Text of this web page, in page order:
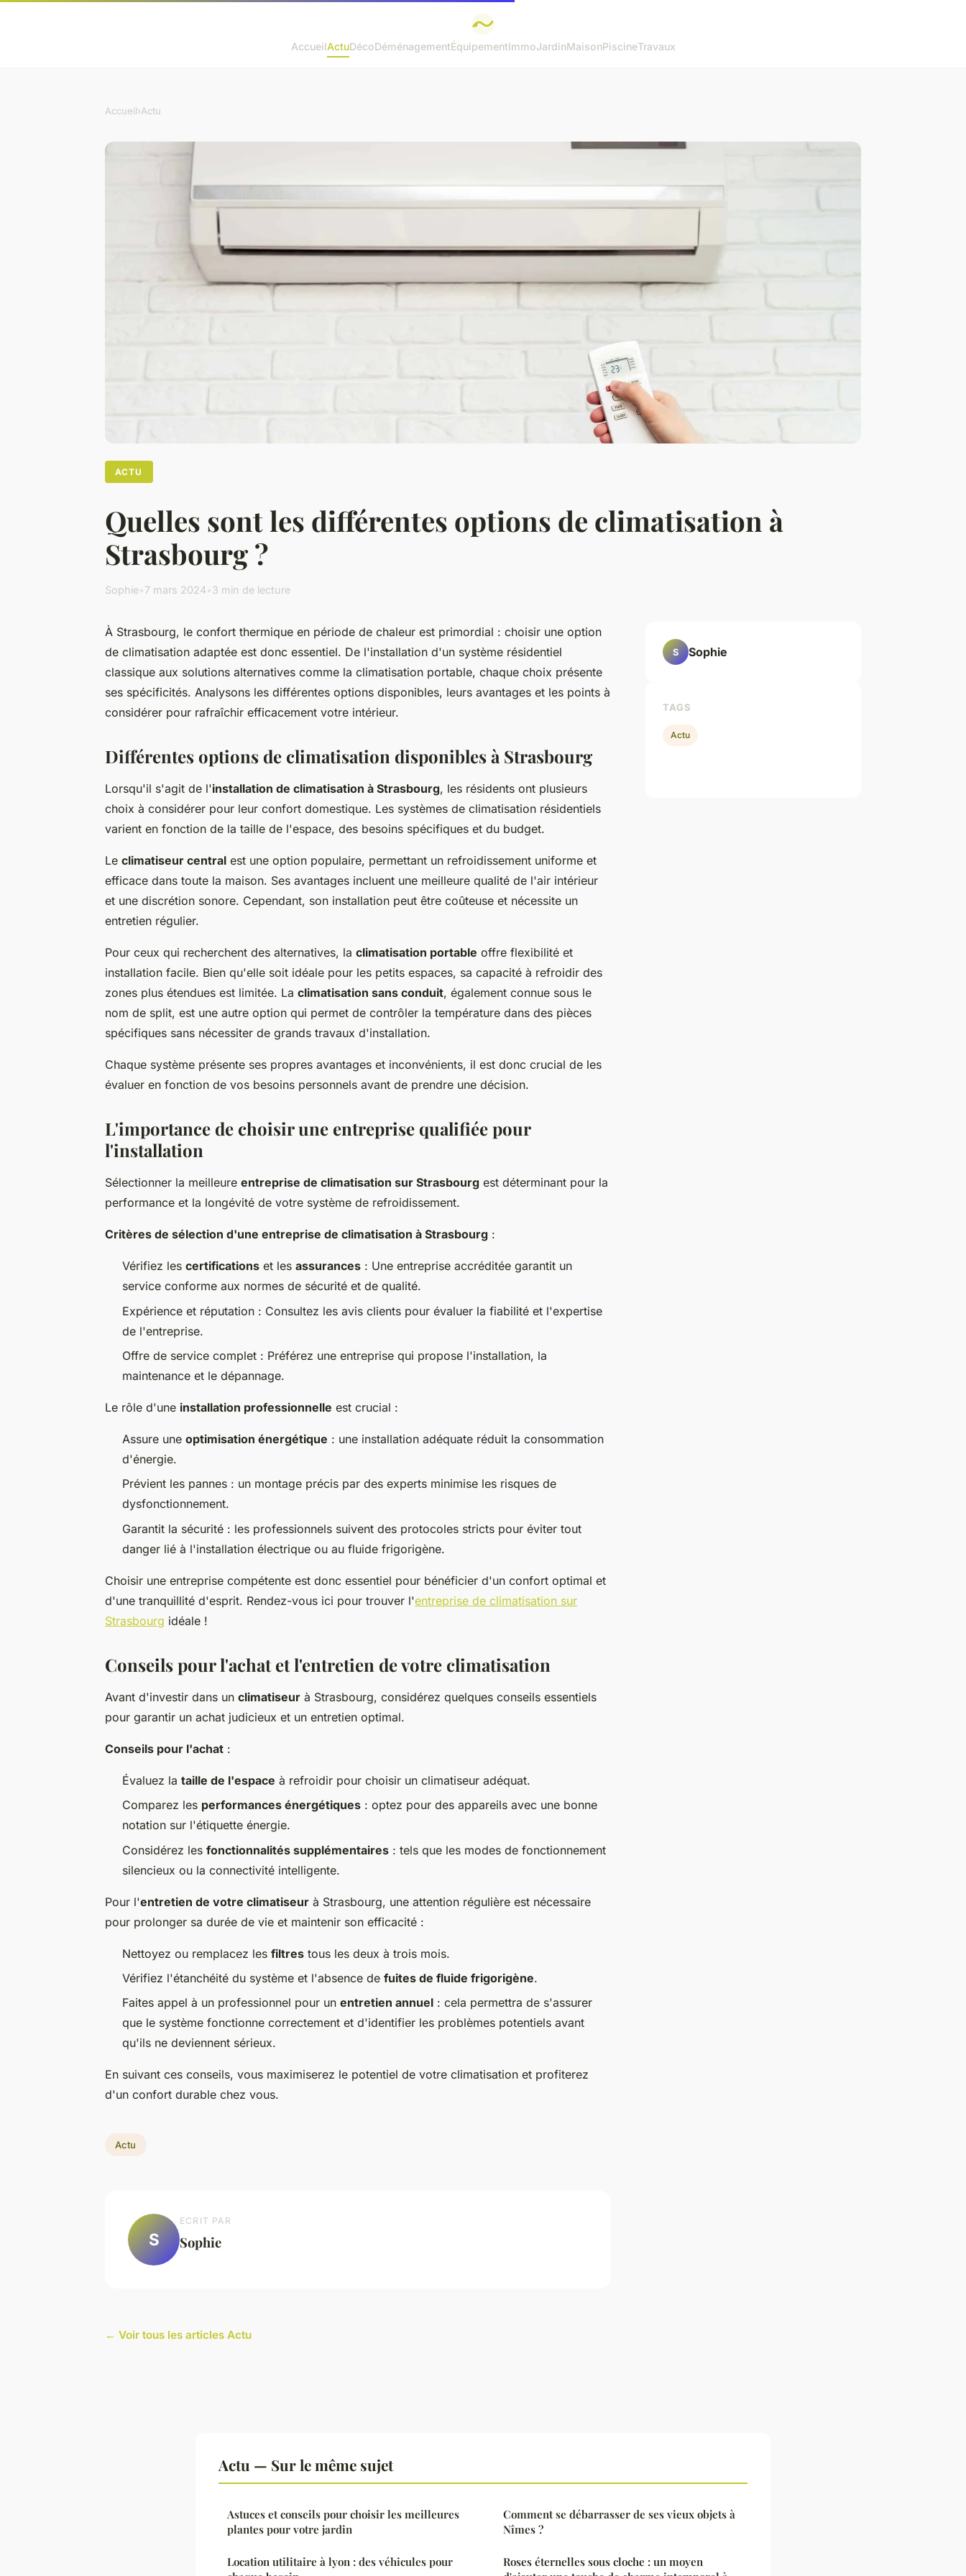
AccueilActuDécoDéménagementÉquipementImmoJardinMaisonPiscineTravaux
Accueil›Actu
ACTU
Quelles sont les différentes options de climatisation à
Strasbourg ?
Sophie•7 mars 2024•3 min de lecture
À Strasbourg, le confort thermique en période de chaleur est primordial : choisir une option
de climatisation adaptée est donc essentiel. De l'installation d'un système résidentiel
classique aux solutions alternatives comme la climatisation portable, chaque choix présente
ses spécificités. Analysons les différentes options disponibles, leurs avantages et les points à
considérer pour rafraîchir efficacement votre intérieur.
Différentes options de climatisation disponibles à Strasbourg
Lorsqu'il s'agit de l'installation de climatisation à Strasbourg, les résidents ont plusieurs
choix à considérer pour leur confort domestique. Les systèmes de climatisation résidentiels
varient en fonction de la taille de l'espace, des besoins spécifiques et du budget.
Le climatiseur central est une option populaire, permettant un refroidissement uniforme et
efficace dans toute la maison. Ses avantages incluent une meilleure qualité de l'air intérieur
et une discrétion sonore. Cependant, son installation peut être coûteuse et nécessite un
entretien régulier.
Pour ceux qui recherchent des alternatives, la climatisation portable offre flexibilité et
installation facile. Bien qu'elle soit idéale pour les petits espaces, sa capacité à refroidir des
zones plus étendues est limitée. La climatisation sans conduit, également connue sous le
nom de split, est une autre option qui permet de contrôler la température dans des pièces
spécifiques sans nécessiter de grands travaux d'installation.
Chaque système présente ses propres avantages et inconvénients, il est donc crucial de les
évaluer en fonction de vos besoins personnels avant de prendre une décision.
L'importance de choisir une entreprise qualifiée pour
l'installation
Sélectionner la meilleure entreprise de climatisation sur Strasbourg est déterminant pour la
performance et la longévité de votre système de refroidissement.
Critères de sélection d'une entreprise de climatisation à Strasbourg :
Vérifiez les certifications et les assurances : Une entreprise accréditée garantit un
service conforme aux normes de sécurité et de qualité.
Expérience et réputation : Consultez les avis clients pour évaluer la fiabilité et l'expertise
de l'entreprise.
Offre de service complet : Préférez une entreprise qui propose l'installation, la
maintenance et le dépannage.
Le rôle d'une installation professionnelle est crucial :
Assure une optimisation énergétique : une installation adéquate réduit la consommation
d'énergie.
Prévient les pannes : un montage précis par des experts minimise les risques de
dysfonctionnement.
Garantit la sécurité : les professionnels suivent des protocoles stricts pour éviter tout
danger lié à l'installation électrique ou au fluide frigorigène.
Choisir une entreprise compétente est donc essentiel pour bénéficier d'un confort optimal et
d'une tranquillité d'esprit. Rendez-vous ici pour trouver l'entreprise de climatisation sur
Strasbourg idéale !
Conseils pour l'achat et l'entretien de votre climatisation
Avant d'investir dans un climatiseur à Strasbourg, considérez quelques conseils essentiels
pour garantir un achat judicieux et un entretien optimal.
Conseils pour l'achat :
Évaluez la taille de l'espace à refroidir pour choisir un climatiseur adéquat.
Comparez les performances énergétiques : optez pour des appareils avec une bonne
notation sur l'étiquette énergie.
Considérez les fonctionnalités supplémentaires : tels que les modes de fonctionnement
silencieux ou la connectivité intelligente.
Pour l'entretien de votre climatiseur à Strasbourg, une attention régulière est nécessaire
pour prolonger sa durée de vie et maintenir son efficacité :
Nettoyez ou remplacez les filtres tous les deux à trois mois.
Vérifiez l'étanchéité du système et l'absence de fuites de fluide frigorigène.
Faites appel à un professionnel pour un entretien annuel : cela permettra de s'assurer
que le système fonctionne correctement et d'identifier les problèmes potentiels avant
qu'ils ne deviennent sérieux.
En suivant ces conseils, vous maximiserez le potentiel de votre climatisation et profiterez
d'un confort durable chez vous.
Actu
S
ECRIT PAR
Sophie
← Voir tous les articles Actu
S Sophie
TAGS
Actu
Actu — Sur le même sujet
Astuces et conseils pour choisir les meilleures
plantes pour votre jardin
Location utilitaire à lyon : des véhicules pour
Comment se débarrasser de ses vieux objets à
Nîmes ?
Roses éternelles sous cloche : un moyen